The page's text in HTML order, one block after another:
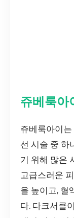
쥬베룩아
쥬베룩아이
선 시술 중 하
기 위해 많은
고급스러운
을 높이고, 혈
다. 다크서클